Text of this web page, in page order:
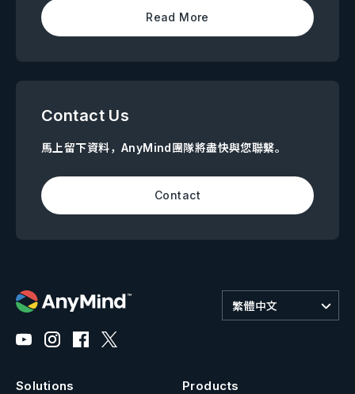
Read More
Contact Us
馬上留下資料，AnyMind團隊將盡快與您聯繫。
Contact
繁體中文
Solutions Products